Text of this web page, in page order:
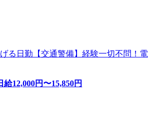
る日勤【交通警備】経験一切不問！電
給12,000円〜15,850円